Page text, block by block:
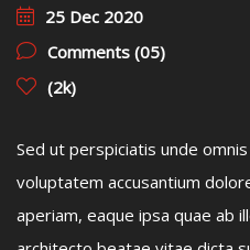
25 Dec 2020
Comments (05)
(2k)
Sed ut perspiciatis unde
voluptatem accusantium
aperiam, eaque ipsa quae ab